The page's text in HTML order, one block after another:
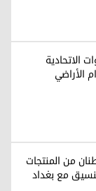
الاتحادية
الأراضي
من المنتجات
مع بغداد